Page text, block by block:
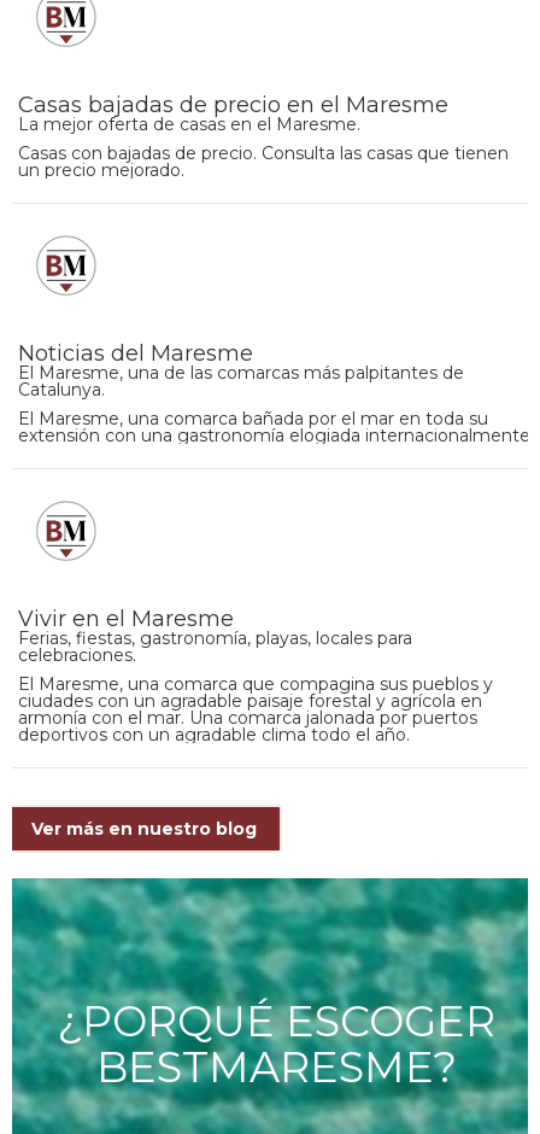
Casas bajadas de precio en el Maresme
La mejor oferta de casas en el Maresme.
Casas con bajadas de precio. Consulta las casas que tienen
un precio mejorado.
Noticias del Maresme
El Maresme, una de las comarcas más palpitantes de
Catalunya.
El Maresme, una comarca bañada por el mar en toda su
extensión con una gastronomía elogiada internacionalmente.
Vivir en el Maresme
Ferias, fiestas, gastronomía, playas, locales para
celebraciones.
El Maresme, una comarca que compagina sus pueblos y
ciudades con un agradable paisaje forestal y agrícola en
armonía con el mar. Una comarca jalonada por puertos
deportivos con un agradable clima todo el año.
Ver más en nuestro blog
¿PORQUÉ ESCOGER
BESTMARESME?